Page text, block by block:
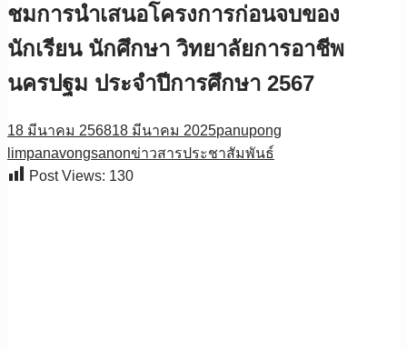
ชมการนำเสนอโครงการก่อนจบของ
นักเรียน นักศึกษา วิทยาลัยการอาชีพ
นครปฐม ประจำปีการศึกษา 2567
18 มีนาคม 256818 มีนาคม 2025panupong
limpanavongsanonข่าวสารประชาสัมพันธ์
Post Views: 130